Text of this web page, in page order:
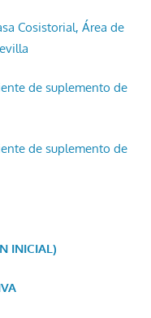
Cosistorial, Área de
de suplemento de
de suplemento de
INICIAL)